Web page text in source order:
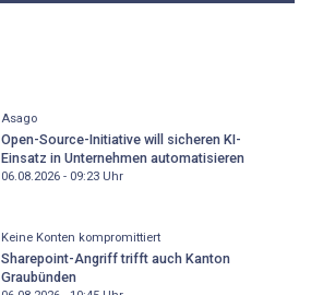
Asago
Open-Source-Initiative will sicheren KI-
Einsatz in Unternehmen automatisieren
06.08.2026 - 09:23Uhr
Keine Konten kompromittiert
Sharepoint-Angriff trifft auch Kanton
Graubünden